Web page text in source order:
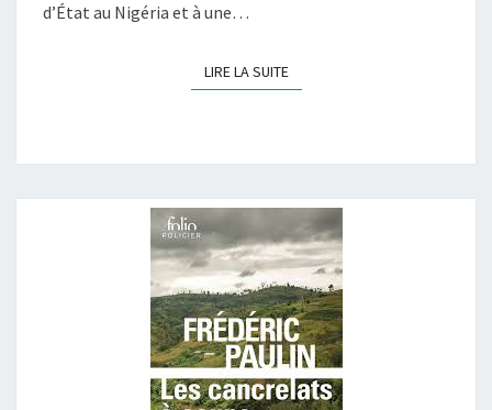
d’État au Nigéria et à une…
LIRE LA SUITELIRE LA SUITE